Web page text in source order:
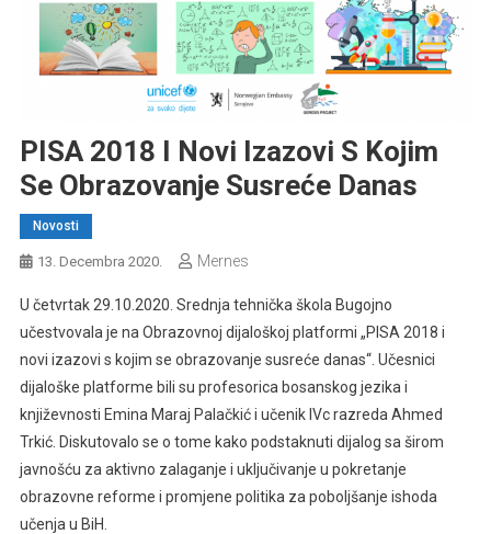
PISA 2018 I Novi Izazovi S Kojim
Se Obrazovanje Susreće Danas
Novosti
13. Decembra 2020. Mernes
U četvrtak 29.10.2020. Srednja tehnička škola Bugojno
učestvovala je na Obrazovnoj dijaloškoj platformi „PISA 2018 i
novi izazovi s kojim se obrazovanje susreće danas“. Učesnici
dijaloške platforme bili su profesorica bosanskog jezika i
književnosti Emina Maraj Palačkić i učenik IVc razreda Ahmed
Trkić. Diskutovalo se o tome kako podstaknuti dijalog sa širom
javnošću za aktivno zalaganje i uključivanje u pokretanje
obrazovne reforme i promjene politika za poboljšanje ishoda
učenja u BiH.